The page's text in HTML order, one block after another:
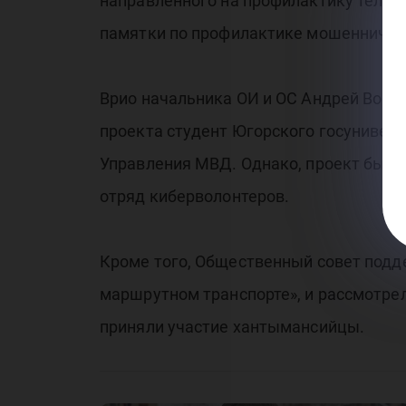
памятки по профилактике
Врио начальника ОИ и ОС Андрей
проекта студент Югорского
Управления МВД. Однако, проект был
отряд киберволонтеров.
Кроме того, Общественный совет
маршрутном транспорте», и
приняли участие хантымансийцы.